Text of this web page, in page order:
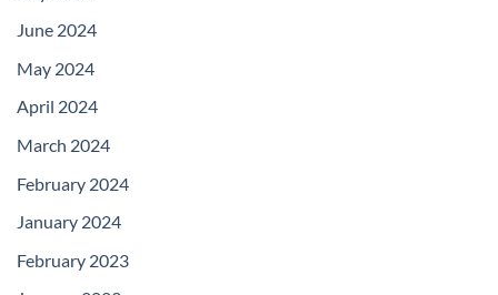
June 2024
May 2024
April 2024
March 2024
February 2024
January 2024
February 2023